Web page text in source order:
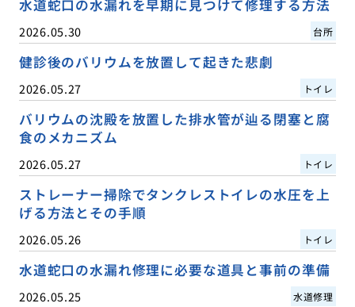
水道蛇口の水漏れを早期に見つけて修理する方法
2026.05.30 台所
健診後のバリウムを放置して起きた悲劇
2026.05.27 トイレ
バリウムの沈殿を放置した排水管が辿る閉塞と腐
食のメカニズム
2026.05.27 トイレ
ストレーナー掃除でタンクレストイレの水圧を上
げる方法とその手順
2026.05.26 トイレ
水道蛇口の水漏れ修理に必要な道具と事前の準備
2026.05.25 水道修理